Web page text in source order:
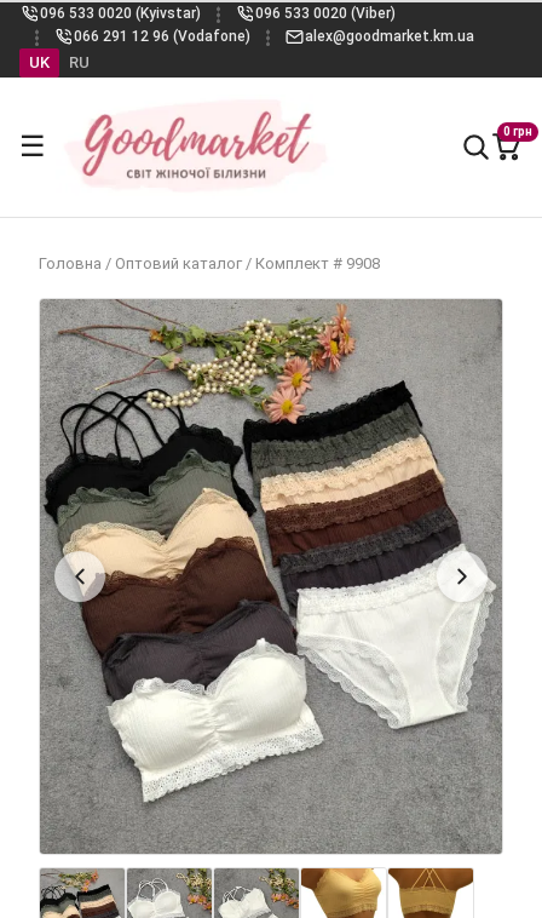
096 533 0020 (Kyivstar)
096 533 0020 (Viber)
066 291 12 96 (Vodafone)
alex@goodmarket.km.ua
UK RU
☰ 0 грн
Головна / Оптовий каталог / Комплект # 9908